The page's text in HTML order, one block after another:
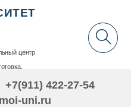
центр
+7(911) 422-27-54
uni.ru